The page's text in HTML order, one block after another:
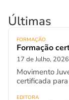
Últimas
FORMAÇÃO
Formação
17 de Julho, 2026
Movimento
certificada
EDITORA